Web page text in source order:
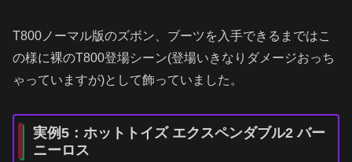
T800ノーマル版のズボン、ブーツを入手できるまではこ
の様に裸のT800登場シーン(登場いきなりダメージおっち
ゃっていますが)として飾っていました。
実例5：ホットトイズ エクスペンダブル2 バー
ニーロス